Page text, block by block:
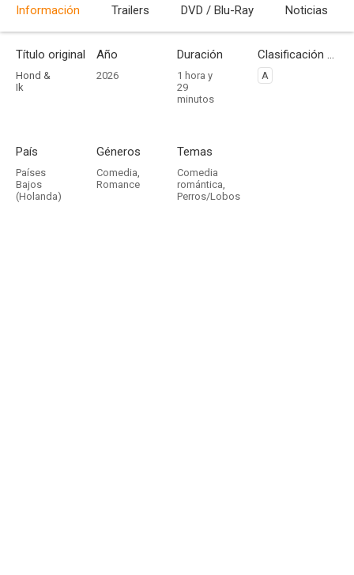
Estrenada
Información Trailers DVD / Blu-Ray Noticias
Título original
Hond &
Ik
Año
2026
Duración
1 hora y
29
minutos
Clasificación por edades
A
País
Países
Bajos
(Holanda)
Géneros
Comedia,
Romance
Temas
Comedia
romántica,
Perros/Lobos